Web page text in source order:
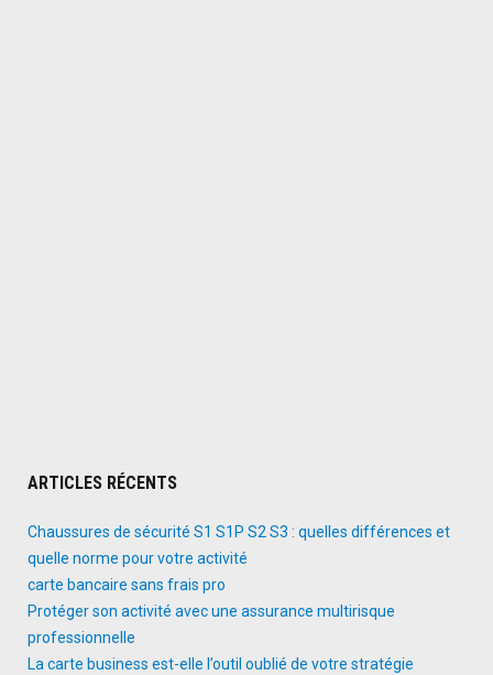
ARTICLES RÉCENTS
Chaussures de sécurité S1 S1P S2 S3 : quelles différences et
quelle norme pour votre activité
carte bancaire sans frais pro
Protéger son activité avec une assurance multirisque
professionnelle
La carte business est-elle l’outil oublié de votre stratégie